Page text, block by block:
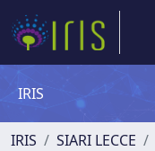
IRIS
IRIS SIARI LECCE